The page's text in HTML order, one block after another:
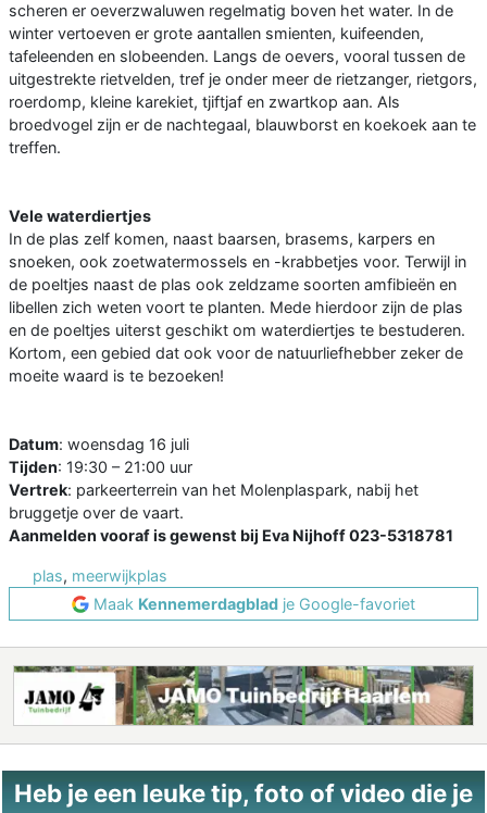
scheren er oeverzwaluwen regelmatig boven het water. In de
winter vertoeven er grote aantallen smienten, kuifeenden,
tafeleenden en slobeenden. Langs de oevers, vooral tussen de
uitgestrekte rietvelden, tref je onder meer de rietzanger, rietgors,
roerdomp, kleine karekiet, tjiftjaf en zwartkop aan. Als
broedvogel zijn er de nachtegaal, blauwborst en koekoek aan te
treffen.
Vele waterdiertjes
In de plas zelf komen, naast baarsen, brasems, karpers en
snoeken, ook zoetwatermossels en -krabbetjes voor. Terwijl in
de poeltjes naast de plas ook zeldzame soorten amfibieën en
libellen zich weten voort te planten. Mede hierdoor zijn de plas
en de poeltjes uiterst geschikt om waterdiertjes te bestuderen.
Kortom, een gebied dat ook voor de natuurliefhebber zeker de
moeite waard is te bezoeken!
Datum: woensdag 16 juli
Tijden: 19:30 – 21:00 uur
Vertrek: parkeerterrein van het Molenplaspark, nabij het
bruggetje over de vaart.
Aanmelden vooraf is gewenst bij Eva Nijhoff 023-5318781
plas, meerwijkplas
Maak Kennemerdagblad je Google-favoriet
Heb je een leuke tip, foto of video die je